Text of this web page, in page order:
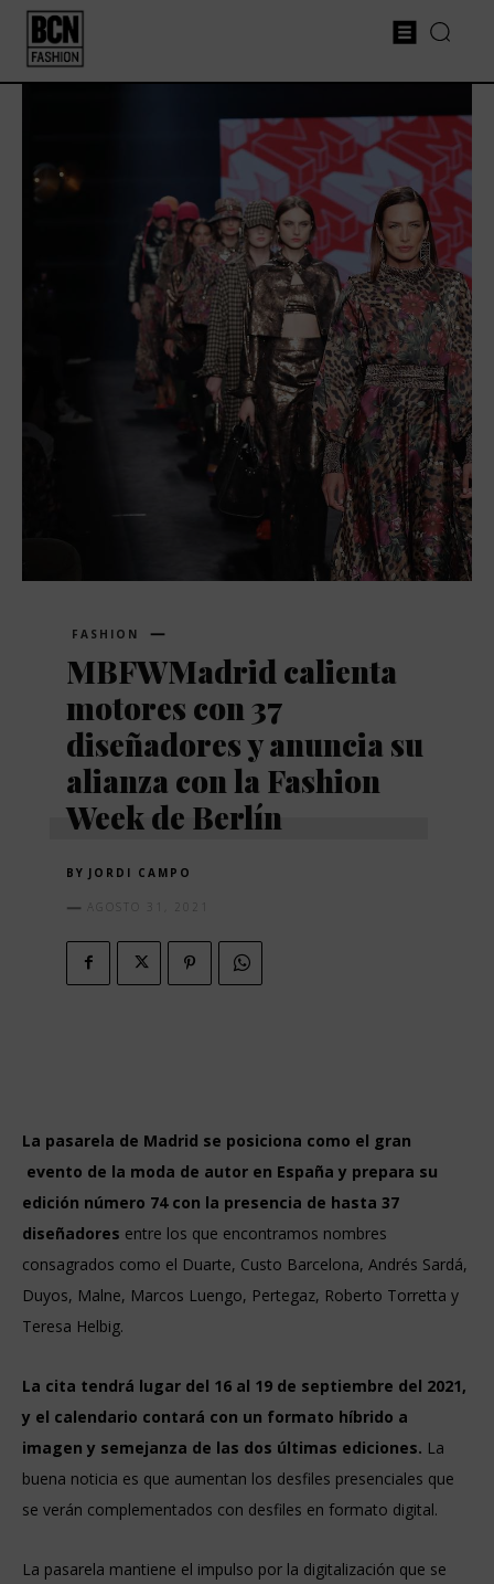
FASHION
MBFWMadrid calienta
motores con 37
diseñadores y anuncia su
alianza con la Fashion
Week de Berlín
BY JORDI CAMPO
AGOSTO 31, 2021
La pasarela de Madrid se posiciona como el gran
evento de la moda de autor en España y prepara su
edición número 74 con la presencia de hasta 37
diseñadores entre los que encontramos nombres
consagrados como el Duarte, Custo Barcelona, Andrés Sardá,
Duyos, Malne, Marcos Luengo, Pertegaz, Roberto Torretta y
Teresa Helbig.
La cita tendrá lugar del 16 al 19 de septiembre del 2021,
y el calendario contará con un formato híbrido a
imagen y semejanza de las dos últimas ediciones. La
buena noticia es que aumentan los desfiles presenciales que
se verán complementados con desfiles en formato digital.
La pasarela mantiene el impulso por la digitalización que se